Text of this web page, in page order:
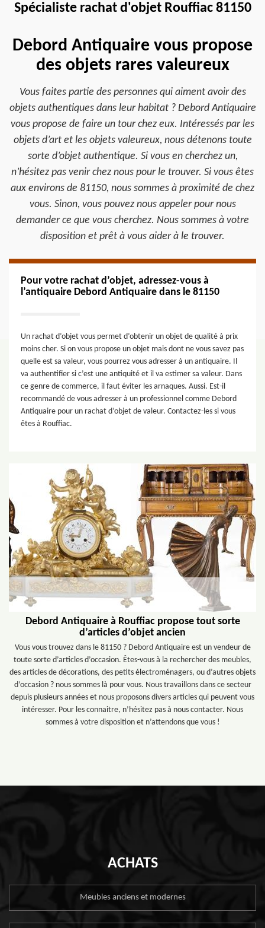
Spécialiste rachat d'objet Rouffiac 81150
Debord Antiquaire vous propose
des objets rares valeureux
Vous faites partie des personnes qui aiment avoir des
objets authentiques dans leur habitat ? Debord Antiquaire
vous propose de faire un tour chez eux. Intéressés par les
objets d’art et les objets valeureux, nous détenons toute
sorte d’objet authentique. Si vous en cherchez un,
n’hésitez pas venir chez nous pour le trouver. Si vous êtes
aux environs de 81150, nous sommes à proximité de chez
vous. Sinon, vous pouvez nous appeler pour nous
demander ce que vous cherchez. Nous sommes à votre
disposition et prêt à vous aider à le trouver.
Pour votre rachat d’objet, adressez-vous à
l’antiquaire Debord Antiquaire dans le 81150
Un rachat d’objet vous permet d’obtenir un objet de qualité à prix
moins cher. Si on vous propose un objet mais dont ne vous savez pas
quelle est sa valeur, vous pourrez vous adresser à un antiquaire. Il
va authentifier si c’est une antiquité et il va estimer sa valeur. Dans
ce genre de commerce, il faut éviter les arnaques. Aussi. Est-il
recommandé de vous adresser à un professionnel comme Debord
Antiquaire pour un rachat d’objet de valeur. Contactez-les si vous
êtes à Rouffiac.
Debord Antiquaire à Rouffiac propose tout sorte
d’articles d’objet ancien
Vous vous trouvez dans le 81150 ? Debord Antiquaire est un vendeur de
toute sorte d’articles d’occasion. Êtes-vous à la rechercher des meubles,
des articles de décorations, des petits électroménagers, ou d’autres objets
d’occasion ? nous sommes là pour vous. Nous travaillons dans ce secteur
depuis plusieurs années et nous proposons divers articles qui peuvent vous
intéresser. Pour les connaitre, n’hésitez pas à nous contacter. Nous
sommes à votre disposition et n’attendons que vous !
ACHATS
Meubles anciens et modernes